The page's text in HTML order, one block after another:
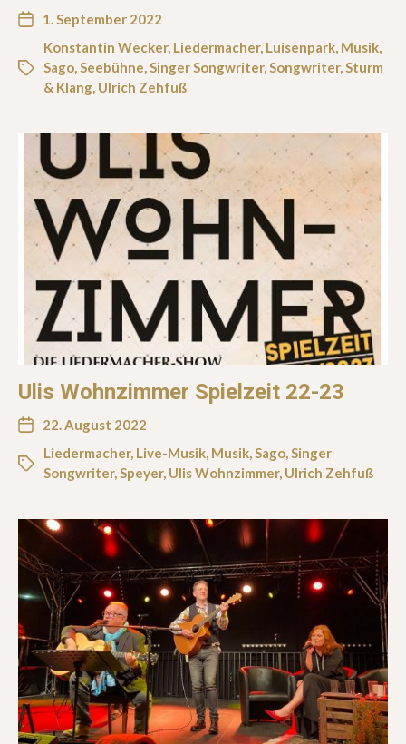
1. September 2022
Konstantin Wecker, Liedermacher, Luisenpark, Musik,
Sago,Seebühne,Singer Songwriter,Songwriter,Sturm
& Klang, Ulrich Zehfuß
Ulis Wohnzimmer Spielzeit 22-23
22. August 2022
Liedermacher, Live-Musik, Musik,Sago,Singer
Songwriter,Speyer, Ulis Wohnzimmer, Ulrich Zehfuß